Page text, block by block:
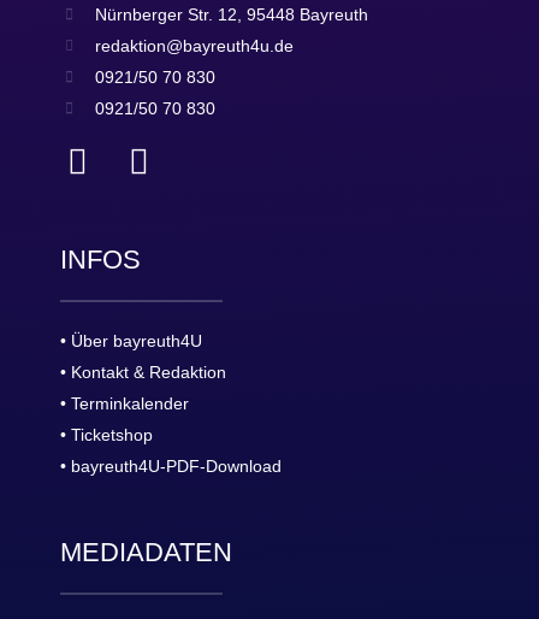
Nürnberger Str. 12, 95448 Bayreuth
redaktion@bayreuth4u.de
0921/50 70 830
0921/50 70 830
INFOS
• Über bayreuth4U
• Kontakt & Redaktion
• Terminkalender
• Ticketshop
• bayreuth4U-PDF-Download
MEDIADATEN